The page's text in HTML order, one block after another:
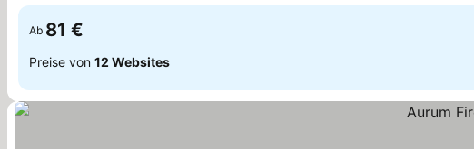
Ab 81 €
Preise von 12 Websites